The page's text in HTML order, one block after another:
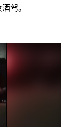
驾。